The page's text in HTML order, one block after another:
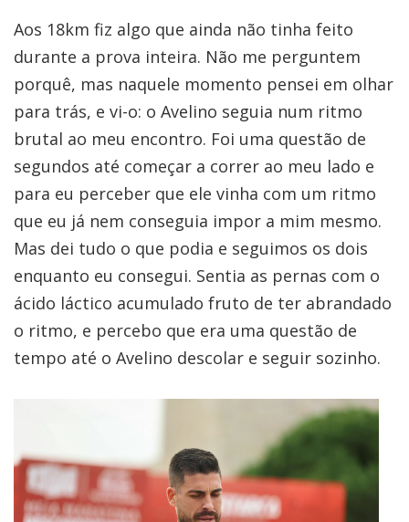
Aos 18km fiz algo que ainda não tinha feito
durante a prova inteira. Não me perguntem
porquê, mas naquele momento pensei em olhar
para trás, e vi-o: o Avelino seguia num ritmo
brutal ao meu encontro. Foi uma questão de
segundos até começar a correr ao meu lado e
para eu perceber que ele vinha com um ritmo
que eu já nem conseguia impor a mim mesmo.
Mas dei tudo o que podia e seguimos os dois
enquanto eu consegui. Sentia as pernas com o
ácido láctico acumulado fruto de ter abrandado
o ritmo, e percebo que era uma questão de
tempo até o Avelino descolar e seguir sozinho.